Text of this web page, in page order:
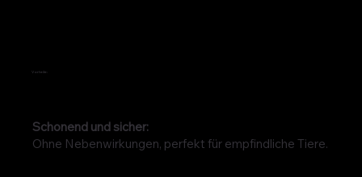
Vorteile:
Schonend und sicher:
Ohne Nebenwirkungen, perfekt für empfindliche Tiere.